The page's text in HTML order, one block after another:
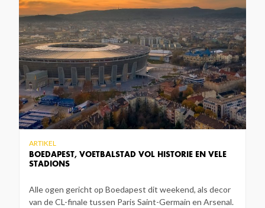
BOEDAPEST, VOETBALSTAD VOL HISTORIE EN VELE
STADIONS
ARTIKEL
Alle ogen gericht op Boedapest dit weekend, als decor
van de CL-finale tussen Paris Saint-Germain en Arsenal.